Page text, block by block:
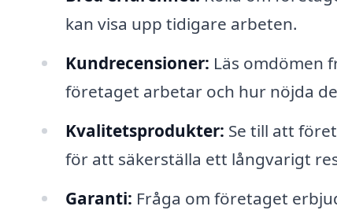
kan visa upp tidigare arbeten.
Kundrecensioner: Läs omdömen
företaget arbetar och hur nöjda
Kvalitetsprodukter: Se till att
för att säkerställa ett långvarigt
Garanti: Fråga om företaget